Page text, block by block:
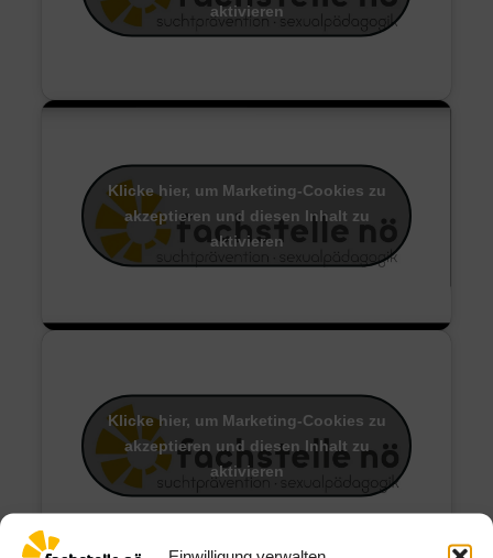
aktivieren
Klicke hier, um Marketing-Cookies zu
akzeptieren und diesen Inhalt zu
aktivieren
Klicke hier, um Marketing-Cookies zu
akzeptieren und diesen Inhalt zu
aktivieren